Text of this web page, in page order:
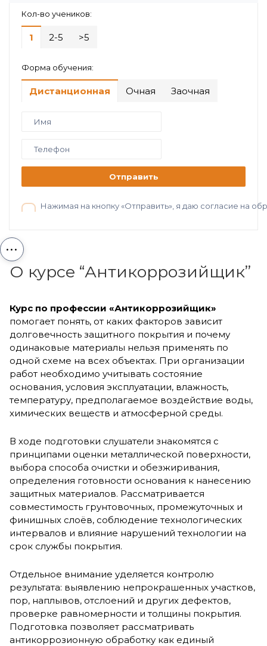
Кол-во учеников:
1 2-5 >5
Форма обучения:
Дистанционная Очная Заочная
Отправить
Нажимая на кнопку «Отправить», я даю согласие на
...
О курсе “Антикоррозийщик”
Курс по профессии «Антикоррозийщик»
помогает понять, от каких факторов зависит
долговечность защитного покрытия и почему
одинаковые материалы нельзя применять по
одной схеме на всех объектах. При организации
работ необходимо учитывать состояние
основания, условия эксплуатации, влажность,
температуру, предполагаемое воздействие воды,
химических веществ и атмосферной среды.
В ходе подготовки слушатели знакомятся с
принципами оценки металлической поверхности,
выбора способа очистки и обезжиривания,
определения готовности основания к нанесению
защитных материалов. Рассматривается
совместимость грунтовочных, промежуточных и
финишных слоёв, соблюдение технологических
интервалов и влияние нарушений технологии на
срок службы покрытия.
Отдельное внимание уделяется контролю
результата: выявлению непрокрашенных участков,
пор, наплывов, отслоений и других дефектов,
проверке равномерности и толщины покрытия.
Подготовка позволяет рассматривать
антикоррозионную обработку как единый